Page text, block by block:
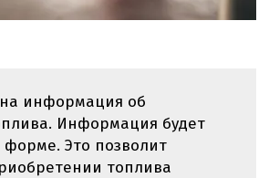
информация об
Информация будет
форме. Это позволит
топлива